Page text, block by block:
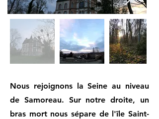
Nous rejoignons la Seine au niveau
de Samoreau. Sur notre droite, un
bras mort nous sépare de l'île Saint-